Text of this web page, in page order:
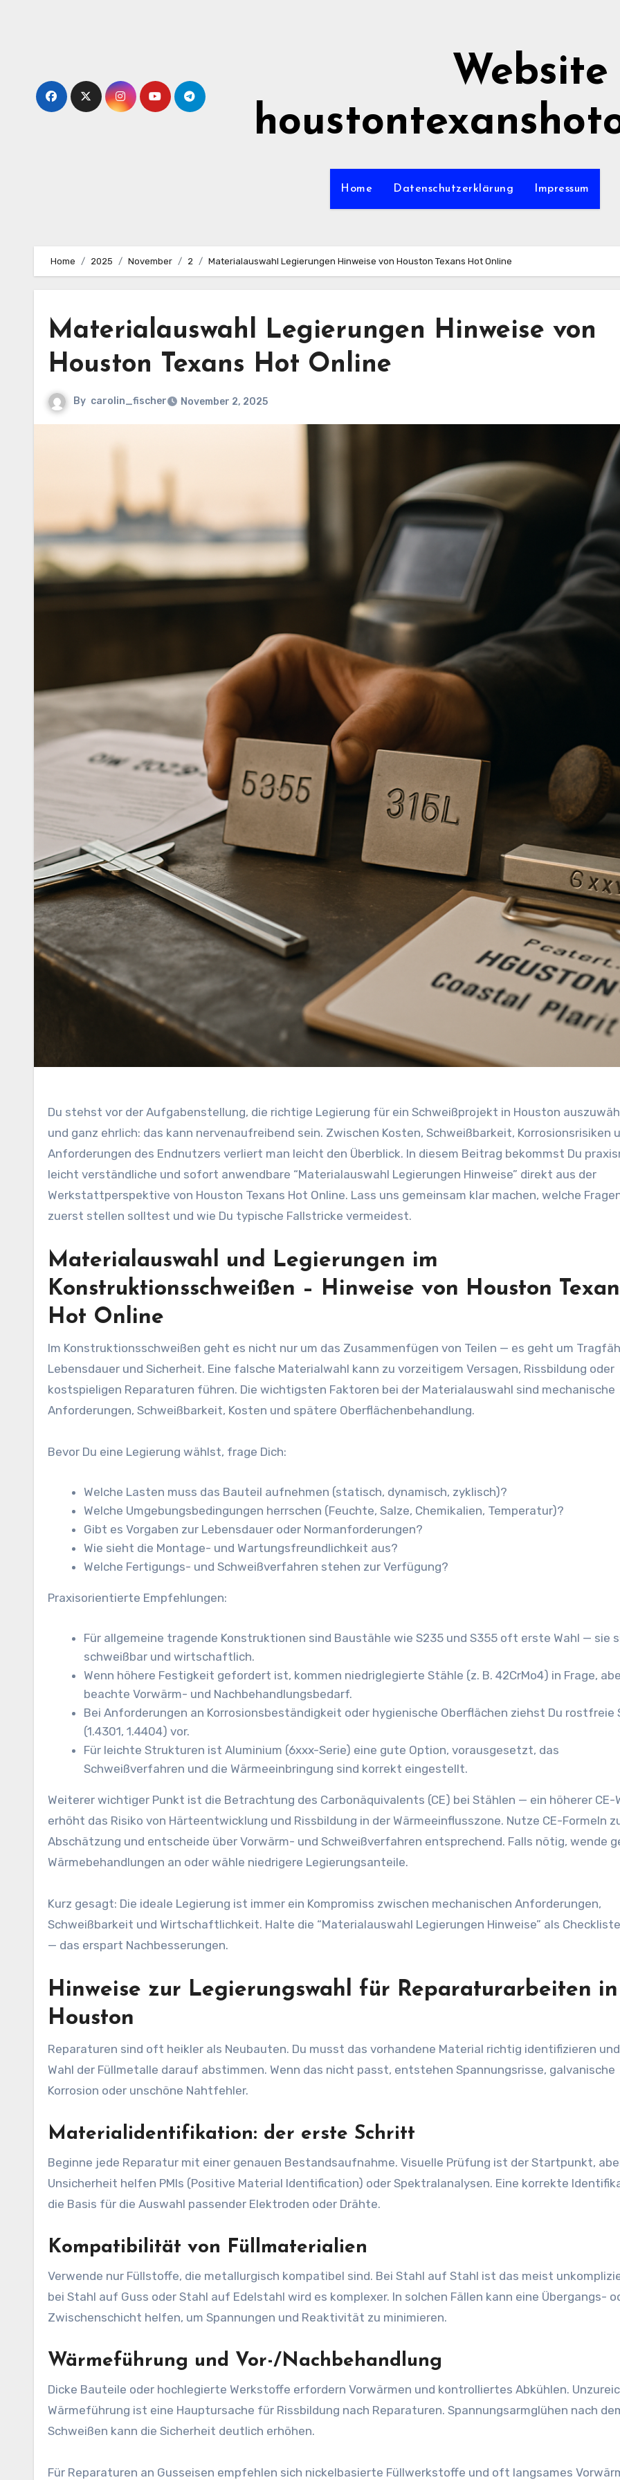
Website
Home Datenschutzerklärung Impressum
Home 2025 November 2 Materialauswahl Legierungen Hinweise von Houston Texans Hot Online
Materialauswahl Legierungen Hinweise von
Houston Texans Hot Online
By carolin_fischer November 2, 2025
Du stehst vor der Aufgabenstellung, die richtige Legierung für ein Schweißprojekt in Houston
und ganz ehrlich: das kann nervenaufreibend sein. Zwischen Kosten, Schweißbarkeit, Korrosionsrisiken
Anforderungen des Endnutzers verliert man leicht den Überblick. In diesem Beitrag bekommst Du
leicht verständliche und sofort anwendbare “Materialauswahl Legierungen Hinweise” direkt aus der
Werkstattperspektive von Houston Texans Hot Online. Lass uns gemeinsam klar machen, welche
zuerst stellen solltest und wie Du typische Fallstricke vermeidest.
Materialauswahl und Legierungen im
Konstruktionsschweißen – Hinweise von Houston
Hot Online
Im Konstruktionsschweißen geht es nicht nur um das Zusammenfügen von Teilen — es geht um
Lebensdauer und Sicherheit. Eine falsche Materialwahl kann zu vorzeitigem Versagen, Rissbildung oder
kostspieligen Reparaturen führen. Die wichtigsten Faktoren bei der Materialauswahl sind mechanische
Anforderungen, Schweißbarkeit, Kosten und spätere Oberflächenbehandlung.
Bevor Du eine Legierung wählst, frage Dich:
Welche Lasten muss das Bauteil aufnehmen (statisch, dynamisch, zyklisch)?
Welche Umgebungsbedingungen herrschen (Feuchte, Salze, Chemikalien, Temperatur)?
Gibt es Vorgaben zur Lebensdauer oder Normanforderungen?
Wie sieht die Montage- und Wartungsfreundlichkeit aus?
Welche Fertigungs- und Schweißverfahren stehen zur Verfügung?
Praxisorientierte Empfehlungen:
Für allgemeine tragende Konstruktionen sind Baustähle wie S235 und S355 oft erste Wahl — sie
schweißbar und wirtschaftlich.
Wenn höhere Festigkeit gefordert ist, kommen niedriglegierte Stähle (z. B. 42CrMo4) in Frage,
beachte Vorwärm- und Nachbehandlungsbedarf.
Bei Anforderungen an Korrosionsbeständigkeit oder hygienische Oberflächen ziehst Du rostfreie
(1.4301, 1.4404) vor.
Für leichte Strukturen ist Aluminium (6xxx-Serie) eine gute Option, vorausgesetzt, das
Schweißverfahren und die Wärmeeinbringung sind korrekt eingestellt.
Weiterer wichtiger Punkt ist die Betrachtung des Carbonäquivalents (CE) bei Stählen — ein höherer CE-
erhöht das Risiko von Härteentwicklung und Rissbildung in der Wärmeeinflusszone. Nutze CE-Formeln
Abschätzung und entscheide über Vorwärm- und Schweißverfahren entsprechend. Falls nötig, wende
Wärmebehandlungen an oder wähle niedrigere Legierungsanteile.
Kurz gesagt: Die ideale Legierung ist immer ein Kompromiss zwischen mechanischen Anforderungen,
Schweißbarkeit und Wirtschaftlichkeit. Halte die “Materialauswahl Legierungen Hinweise” als
— das erspart Nachbesserungen.
Hinweise zur Legierungswahl für Reparaturarbeiten in
Houston
Reparaturen sind oft heikler als Neubauten. Du musst das vorhandene Material richtig identifizieren
Wahl der Füllmetalle darauf abstimmen. Wenn das nicht passt, entstehen Spannungsrisse, galvanische
Korrosion oder unschöne Nahtfehler.
Materialidentifikation: der erste Schritt
Beginne jede Reparatur mit einer genauen Bestandsaufnahme. Visuelle Prüfung ist der Startpunkt,
Unsicherheit helfen PMIs (Positive Material Identification) oder Spektralanalysen. Eine korrekte
die Basis für die Auswahl passender Elektroden oder Drähte.
Kompatibilität von Füllmaterialien
Verwende nur Füllstoffe, die metallurgisch kompatibel sind. Bei Stahl auf Stahl ist das meist
bei Stahl auf Guss oder Stahl auf Edelstahl wird es komplexer. In solchen Fällen kann eine Übergangs-
Zwischenschicht helfen, um Spannungen und Reaktivität zu minimieren.
Wärmeführung und Vor-/Nachbehandlung
Dicke Bauteile oder hochlegierte Werkstoffe erfordern Vorwärmen und kontrolliertes Abkühlen.
Wärmeführung ist eine Hauptursache für Rissbildung nach Reparaturen. Spannungsarmglühen nach
Schweißen kann die Sicherheit deutlich erhöhen.
Für Reparaturen an Gusseisen empfehlen sich nickelbasierte Füllwerkstoffe und oft langsames